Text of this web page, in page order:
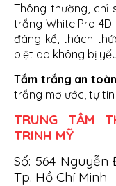
Thông thường, chỉ
trắng White Pro
đáng kể, thách
biệt da không bị
Tắm trắng an toàn
trắng mơ ước, tự tin
TRUNG TÂM
TRINH MỸ
Số: 564 Nguyễn
Tp. Hồ Chí Minh